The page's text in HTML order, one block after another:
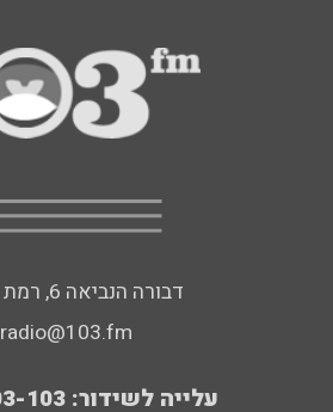
דבורה הנביאה 6, רמת השרון
radio@103.fm
עלייה לשידור: 0552-103-103